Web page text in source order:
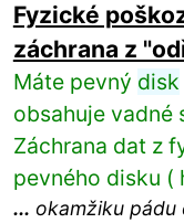
Fyzické
záchrana z
Máte pevný disk
obsahuje vadné
Záchrana dat z
pevného disku (
... okamžiku pádu